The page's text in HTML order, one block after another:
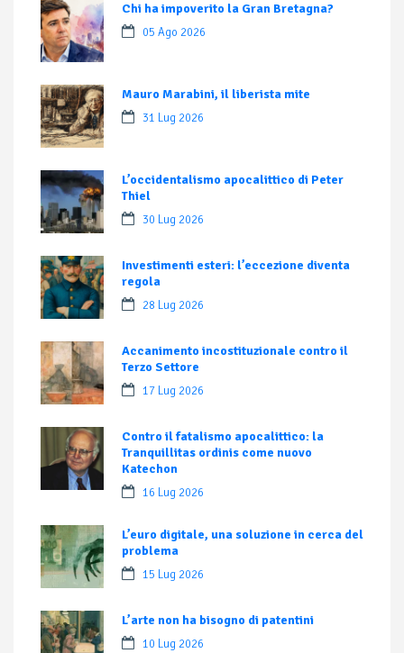
Chi ha impoverito la Gran Bretagna?
05 Ago 2026
Mauro Marabini, il liberista mite
31 Lug 2026
L’occidentalismo apocalittico di Peter
Thiel
30 Lug 2026
Investimenti esteri: l’eccezione diventa
regola
28 Lug 2026
Accanimento incostituzionale contro il
Terzo Settore
17 Lug 2026
Contro il fatalismo apocalittico: la
Tranquillitas ordinis come nuovo
Katechon
16 Lug 2026
L’euro digitale, una soluzione in cerca del
problema
15 Lug 2026
L’arte non ha bisogno di patentini
10 Lug 2026